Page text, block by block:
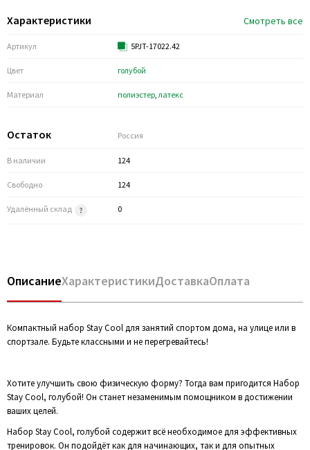
Характеристики Смотреть все
Артикул 5PJT-17022.42
Цвет голубой
Материал полиэстер,латекс
Остаток Россия
В наличии 124
Свободно 124
Удалённый склад 0
ОписаниеХарактеристикиДоставкаОплата
Компактный набор Stay Cool для занятий спортом дома, на улице или в
спортзале. Будьте классными и не перегревайтесь!
Хотите улучшить свою физическую форму? Тогда вам пригодится Набор
Stay Cool, голубой! Он станет незаменимым помощником в достижении
ваших целей.
Набор Stay Cool, голубой содержит всё необходимое для эффективных
тренировок. Он подойдёт как для начинающих, так и для опытных